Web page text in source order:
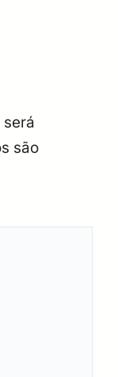
são